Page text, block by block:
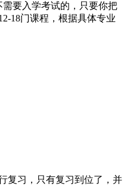
要入学考试的，只要你把
18门课程，根据具体专业
复习，只有复习到位了，并